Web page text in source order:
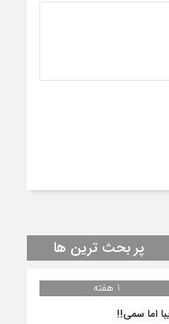
پر بحث ترین ها
1 هفته
اما سمی!!